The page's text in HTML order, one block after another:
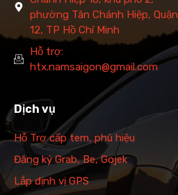
phường Tân Chánh Hiệp, Quận
12, TP Hồ Chí Minh
Hỗ trợ:
htx.namsaigon@gmail.com
Dịch vụ
Hỗ Trợ cấp tem, phù hiệu
Đăng ký Grab, Be, Gojek
Lắp định vị GPS